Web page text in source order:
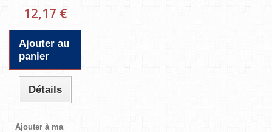
12,17 €
Ajouter au
panier
Détails
Ajouter à ma